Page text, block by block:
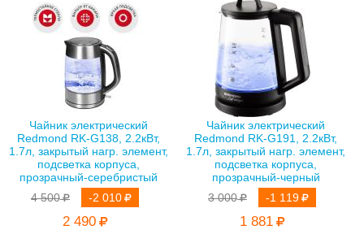
Чайник электрический
Redmond RK-G138, 2.2кВт,
1.7л, закрытый нагр. элемент,
подсветка корпуса,
прозрачный-серебристый
4 500
-2 010
2 490
Чайник электрический
Redmond RK-G191, 2.2кВт,
1.7л, закрытый нагр. элемент,
подсветка корпуса,
прозрачный-черный
3 000
-1 119
1 881